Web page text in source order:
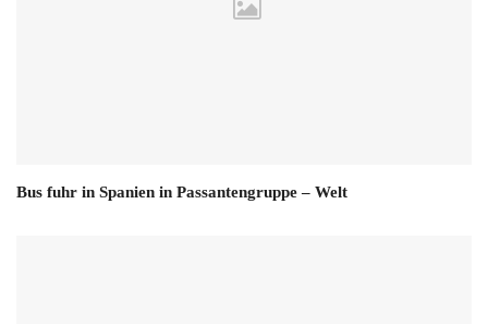
Bus fuhr in Spanien in Passantengruppe – Welt